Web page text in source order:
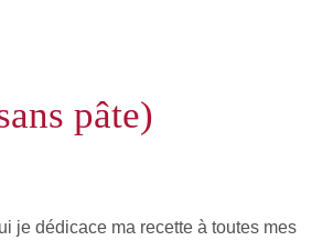
pâte)
je dédicace ma recette à toutes mes